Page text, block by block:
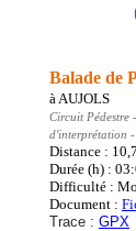
Balade de
àAUJOLS
Circuit Pédestre
d'interprétation -
Distance :
Durée (h) :
Difficulté :
Document :
Trace : GPX